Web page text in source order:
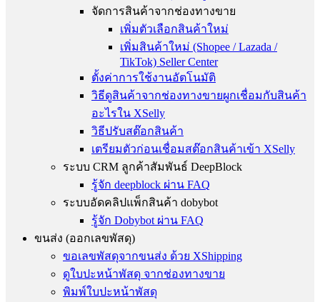
จัดการสินค้าจากช่องทางขาย
เพิ่มตัวเลือกสินค้าใหม่
เพิ่มสินค้าใหม่ (Shopee / Lazada /
TikTok) Seller Center
ตั้งค่าการใช้งานอัตโนมัติ
วิธีดูสินค้าจากช่องทางขายผูกเชื่อมกับสินค้า
อะไรใน XSelly
วิธีปรับสต๊อกสินค้า
เตรียมตัวก่อนเชื่อมสต๊อกสินค้าเข้า XSelly
ระบบ CRM ลูกค้าสัมพันธ์ DeepBlock
รู้จัก deepblock ผ่าน FAQ
ระบบอัดคลิปแพ็กสินค้า dobybot
รู้จัก Dobybot ผ่าน FAQ
ขนส่ง (ออกเลขพัสดุ)
ขอเลขพัสดุจากขนส่ง ด้วย XShipping
ดูใบปะหน้าพัสดุ จากช่องทางขาย
พิมพ์ใบปะหน้าพัสดุ